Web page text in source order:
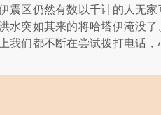
震区仍然有数以千计的人无
水突如其来的将哈塔伊淹没
我们都不断在尝试拨打电话